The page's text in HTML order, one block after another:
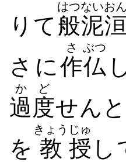
りて般
はつ
泥洹
ないおん
さに作
さ
仏
ぶつ
過度
かど
せん
を 教
きょう
授
じゅ
し